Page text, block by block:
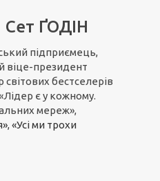
Сет ҐОДІН
підприємець,
віце-президент
світових бестселерів
є у кожному.
мереж»,
, «Усі ми трохи